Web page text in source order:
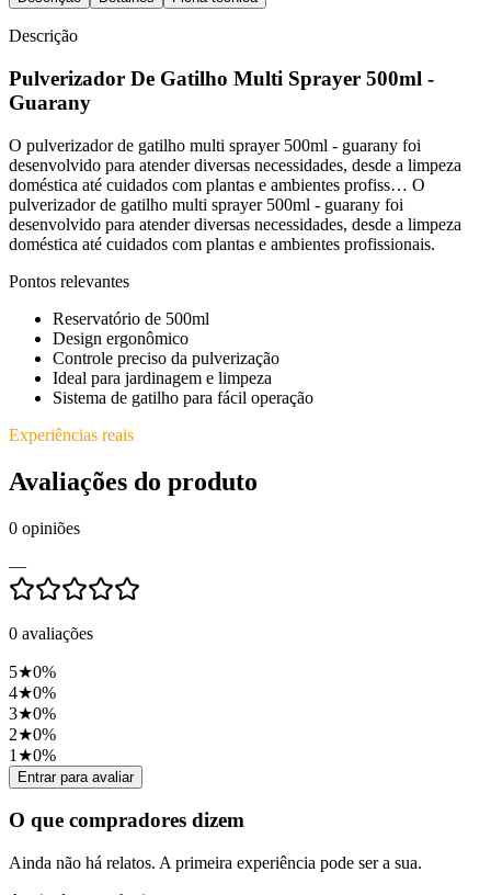
Descrição
Pulverizador De Gatilho Multi Sprayer 500ml -
Guarany
O pulverizador de gatilho multi sprayer 500ml - guarany foi
desenvolvido para atender diversas necessidades, desde a limpeza
doméstica até cuidados com plantas e ambientes profiss… O
pulverizador de gatilho multi sprayer 500ml - guarany foi
desenvolvido para atender diversas necessidades, desde a limpeza
doméstica até cuidados com plantas e ambientes profissionais.
Pontos relevantes
Reservatório de 500ml
Design ergonômico
Controle preciso da pulverização
Ideal para jardinagem e limpeza
Sistema de gatilho para fácil operação
Experiências reais
Avaliações do produto
0 opiniões
—
0 avaliações
5★0%
4★0%
3★0%
2★0%
1 ★0%
Entrar para avaliar
O que compradores dizem
Ainda não há relatos. A primeira experiência pode ser a sua.